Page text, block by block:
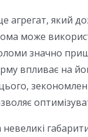
агрегат, який
може
значно
впливає на